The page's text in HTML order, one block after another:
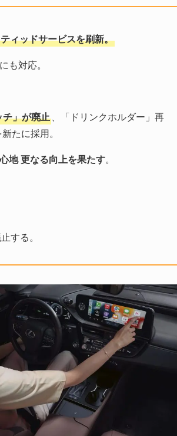
ィッドサービスを刷新。
対応。
」が廃止、「ドリンクホルダー」再
たに採用。
地 更なる向上を果たす。
する。